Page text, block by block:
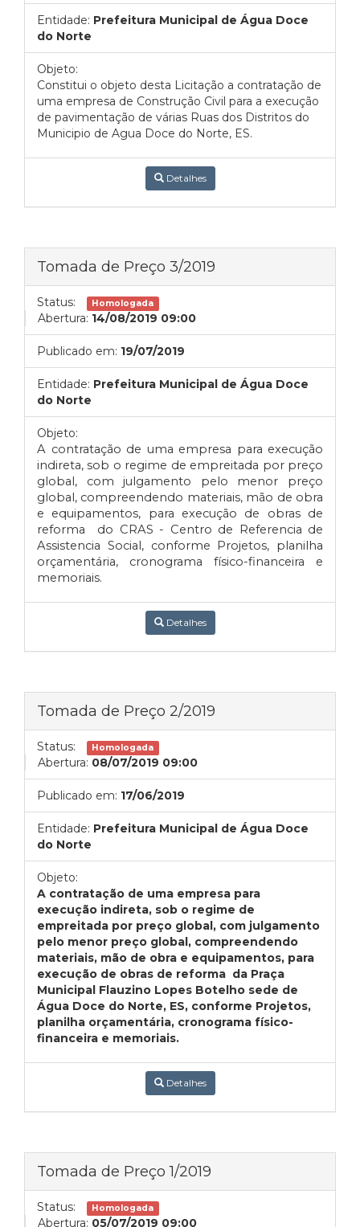
Entidade: Prefeitura Municipal de Água Doce
do Norte
Objeto:
Constitui o objeto desta Licitação a contratação de
uma empresa de Construção Civil para a execução
de pavimentação de várias Ruas dos Distritos do
Municipio de Agua Doce do Norte, ES.
Detalhes
Tomada de Preço 3/2019
Status: Homologada
Abertura: 14/08/2019 09:00
Publicado em: 19/07/2019
Entidade: Prefeitura Municipal de Água Doce
do Norte
Objeto:
A contratação de uma empresa para execução
indireta, sob o regime de empreitada por preço
global, com julgamento pelo menor preço
global, compreendendo materiais, mão de obra
e equipamentos, para execução de obras de
reforma do CRAS - Centro de Referencia de
Assistencia Social, conforme Projetos, planilha
orçamentária, cronograma físico-financeira e
memoriais.
Detalhes
Tomada de Preço 2/2019
Status: Homologada
Abertura: 08/07/2019 09:00
Publicado em: 17/06/2019
Entidade: Prefeitura Municipal de Água Doce
do Norte
Objeto:
A contratação de uma empresa para
execução indireta, sob o regime de
empreitada por preço global, com julgamento
pelo menor preço global, compreendendo
materiais, mão de obra e equipamentos, para
execução de obras de reforma da Praça
Municipal Flauzino Lopes Botelho sede de
Água Doce do Norte, ES, conforme Projetos,
planilha orçamentária, cronograma físico-
financeira e memoriais.
Detalhes
Tomada de Preço 1/2019
Status: Homologada
Abertura: 05/07/2019 09:00